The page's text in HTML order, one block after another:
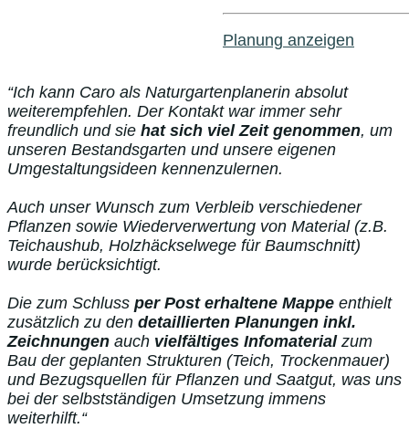
Planung anzeigen
“Ich kann Caro als Naturgartenplanerin absolut
weiterempfehlen. Der Kontakt war immer sehr
freundlich und sie hat sich viel Zeit genommen, um
unseren Bestandsgarten und unsere eigenen
Umgestaltungsideen kennenzulernen.
Auch unser Wunsch zum Verbleib verschiedener
Pflanzen sowie Wiederverwertung von Material (z.B.
Teichaushub, Holzhäckselwege für Baumschnitt)
wurde berücksichtigt.
Die zum Schluss per Post erhaltene Mappe enthielt
zusätzlich zu den detaillierten Planungen inkl.
Zeichnungen auch vielfältiges Infomaterial zum
Bau der geplanten Strukturen (Teich, Trockenmauer)
und Bezugsquellen für Pflanzen und Saatgut, was uns
bei der selbstständigen Umsetzung immens
weiterhilft.“